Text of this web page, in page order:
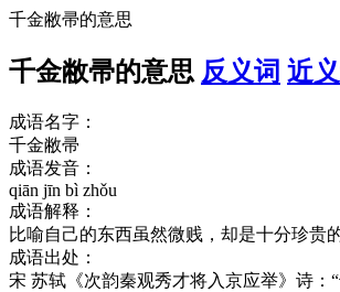
千金敝帚的意思
千金敝帚的意思 反义词 近
成语名字：
千金敝帚
成语发音：
qiān jīn bì zhǒu
成语解释：
比喻自己的东西虽然微贱，却是十分珍贵的
成语出处：
宋 苏轼《次韵秦观秀才将入京应举》诗：